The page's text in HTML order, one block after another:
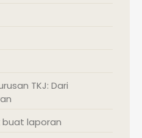
TKJ: Dari
buat laporan